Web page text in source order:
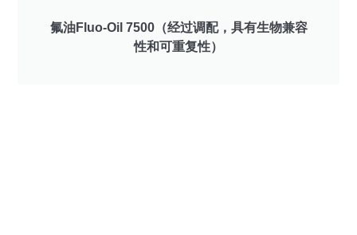
氟油Fluo-Oil 7500（经过调配，具有生物兼容
性和可重复性）